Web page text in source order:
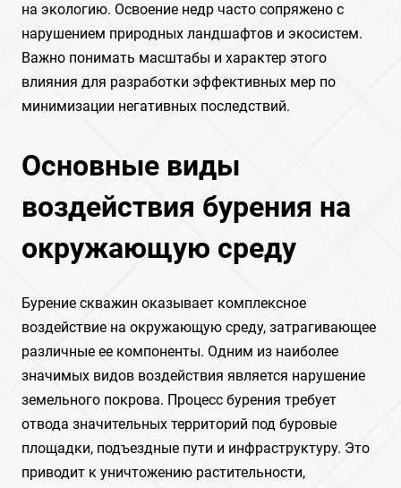
на экологию. Освоение недр часто сопряжено с
нарушением природных ландшафтов и экосистем.
Важно понимать масштабы и характер этого
влияния для разработки эффективных мер по
минимизации негативных последствий.
Основные виды
воздействия бурения на
окружающую среду
Бурение скважин оказывает комплексное
воздействие на окружающую среду, затрагивающее
различные ее компоненты. Одним из наиболее
значимых видов воздействия является нарушение
земельного покрова. Процесс бурения требует
отвода значительных территорий под буровые
площадки, подъездные пути и инфраструктуру. Это
приводит к уничтожению растительности,